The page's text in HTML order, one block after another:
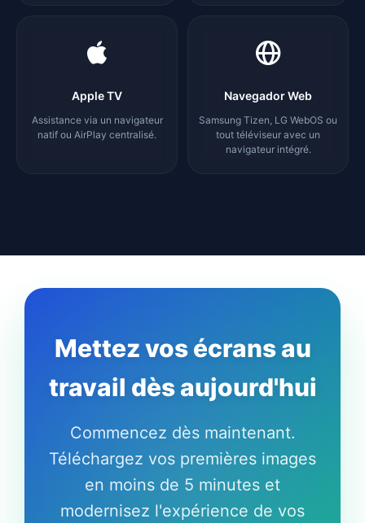
Apple TV
Assistance via un navigateur
natif ou AirPlay centralisé.
Navegador Web
Samsung Tizen, LG WebOS ou
tout téléviseur avec un
navigateur intégré.
Mettez vos écrans au
travail dès aujourd'hui
Commencez dès maintenant.
Téléchargez vos premières images
en moins de 5 minutes et
modernisez l'expérience de vos